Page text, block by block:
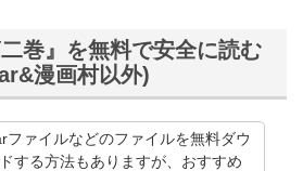
巻』を無料で安全に読む
漫画村以外)
ファイルなどのファイルを無料ダウ
する方法もありますが、おすすめ